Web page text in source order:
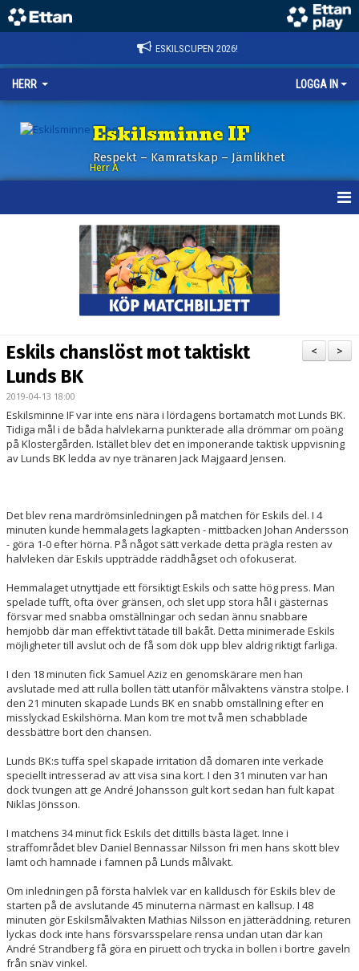
ESKILSCUPEN 2026!
HERR LOGGA IN
Eskilsminne IF
Respekt – Kamratskap – Jämlikhet
Herr A
BILDGALLERI
KONTAKT
MATCHER
>
<
Eskils chanslöst mot taktiskt
Lunds BK
2019-04-13 18:00
Eskilsminne IF var inte ens nära i lördagens bortamatch mot Lunds BK.
Tidiga mål i de båda halvlekarna punkterade alla drömmar om poäng
på Klostergården. Istället blev det en imponerande taktisk uppvisning
av Lunds BK ledda av nye tränaren Jack Majgaard Jensen.
Det blev rena mardrömsinledningen på matchen för Eskils del. I 4
minuten kunde hemmalagets lagkapten - mittbacken Johan Andersson
- göra 1-0 efter hörna. På något sätt verkade detta prägla resten av
halvleken där Eskils uppträdde räddhågset och ofokuserat.
Hemmalaget utnyttjade ett försiktigt Eskils och satte hög press. Man
spelade tufft, ofta över gränsen, och slet upp stora hål i gästernas
försvar med snabba omställningar och sedan ännu snabbare
hemjobb där man effektivt tätade till bakåt. Detta minimerade Eskils
möjligheter till avslut och de få som dök upp blev aldrig riktigt farliga.
I den 18 minuten fick Samuel Aziz en genomskärare men han
avslutade med att rulla bollen tätt utanför målvaktens vänstra stolpe. I
den 21 minuten skapade Lunds BK en snabb omställning efter en
misslyckad Eskilshörna. Man kom tre mot två men schabblade
dessbättre bort den chansen.
Lunds BK:s tuffa spel skapade irritation då domaren inte verkade
speciellt intresserad av att visa sina kort. I den 31 minuten var han
dock tvungen att ge André Johansson gult kort sedan han fult kapat
Niklas Jönsson.
I matchens 34 minut fick Eskils det dittills bästa läget. Inne i
straffområdet blev Daniel Bennassar Nilsson fri men hans skott blev
lamt och hamnade i famnen på Lunds målvakt.
Om inledningen på första halvlek var en kalldusch för Eskils blev de
starten på de avslutande 45 minuterna närmast en kallsup. I 48
minuten gör Eskilsmålvakten Mathias Nilsson en jätteräddning. returen
lyckas dock inte hans försvarsspelare rensa undan utan där kan
André Strandberg få göra en piruett och trycka in bollen i bortre gaveln
från snäv vinkel.